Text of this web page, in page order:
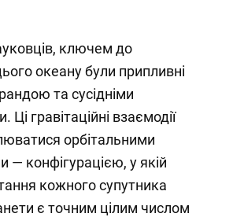
ключем до
океану були припливні
та сусідніми
Ці гравітаційні взаємодії
орбітальними
— конфігурацією, у якій
кожного супутника
є точним цілим числом